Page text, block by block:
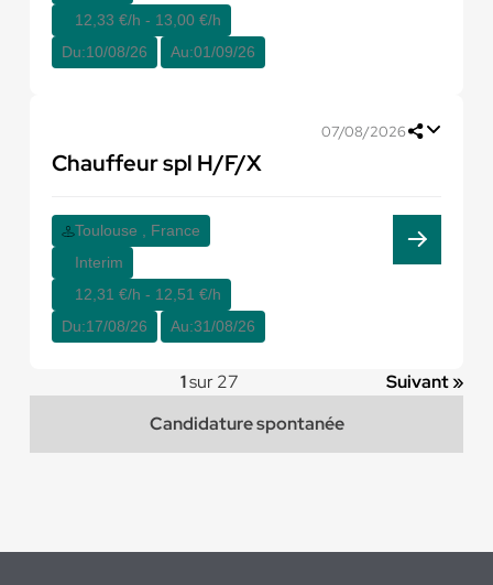
12,33 €/h - 13,00 €/h
Du:10/08/26 Au:01/09/26
07/08/2026
Chauffeur spl H/F/X
Toulouse , France
Interim
12,31 €/h - 12,51 €/h
Du:17/08/26 Au:31/08/26
1sur 27
Suivant »
Candidature spontanée